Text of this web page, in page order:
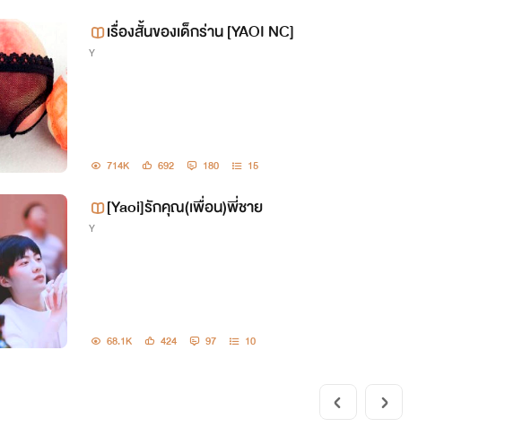
เรื่องสั้นของเด็กร่าน [YAOI NC]
Y
714K 692 180 15
[Yaoi]รักคุณ(เพื่อน)พี่ชาย
Y
68.1K 424 97 10